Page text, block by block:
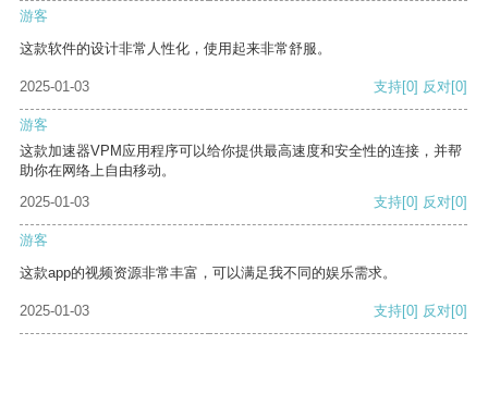
游客
这款软件的设计非常人性化，使用起来非常舒服。
2025-01-03 支持[0] 反对[0]
游客
这款加速器VPM应用程序可以给你提供最高速度和安全性的连接，并帮
助你在网络上自由移动。
2025-01-03
支持[0] 反对[0]
游客
这款app的视频资源非常丰富，可以满足我不同的娱乐需求。
2025-01-03 支持[0] 反对[0]